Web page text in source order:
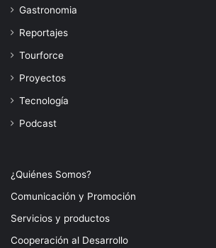
Gastronomia
Reportajes
Tourforce
Proyectos
Tecnología
Podcast
¿Quiénes Somos?
Comunicación y Promoción
Servicios y productos
Cooperación al Desarrollo